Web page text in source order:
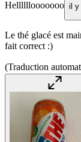
Hellllllooooooo il y
Le thé glacé est
fait correct :)
(Traduction